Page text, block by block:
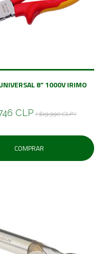
8” 1000V IRIMO
CLP ( $19.990 CLP )
COMPRAR